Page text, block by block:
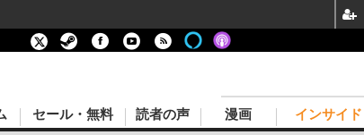
セール・無料 読者の声 漫画 インサイド